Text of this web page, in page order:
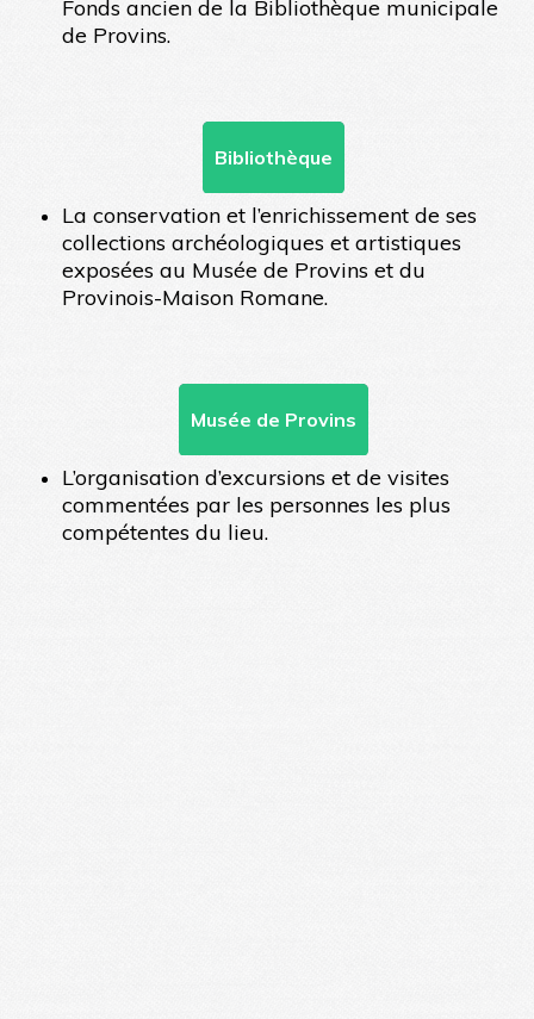
Fonds ancien de la Bibliothèque municipale
de Provins.
Bibliothèque
La conservation et l’enrichissement de ses
collections archéologiques et artistiques
exposées au Musée de Provins et du
Provinois-Maison Romane.
Musée de Provins
L’organisation d’excursions et de visites
commentées par les personnes les plus
compétentes du lieu.